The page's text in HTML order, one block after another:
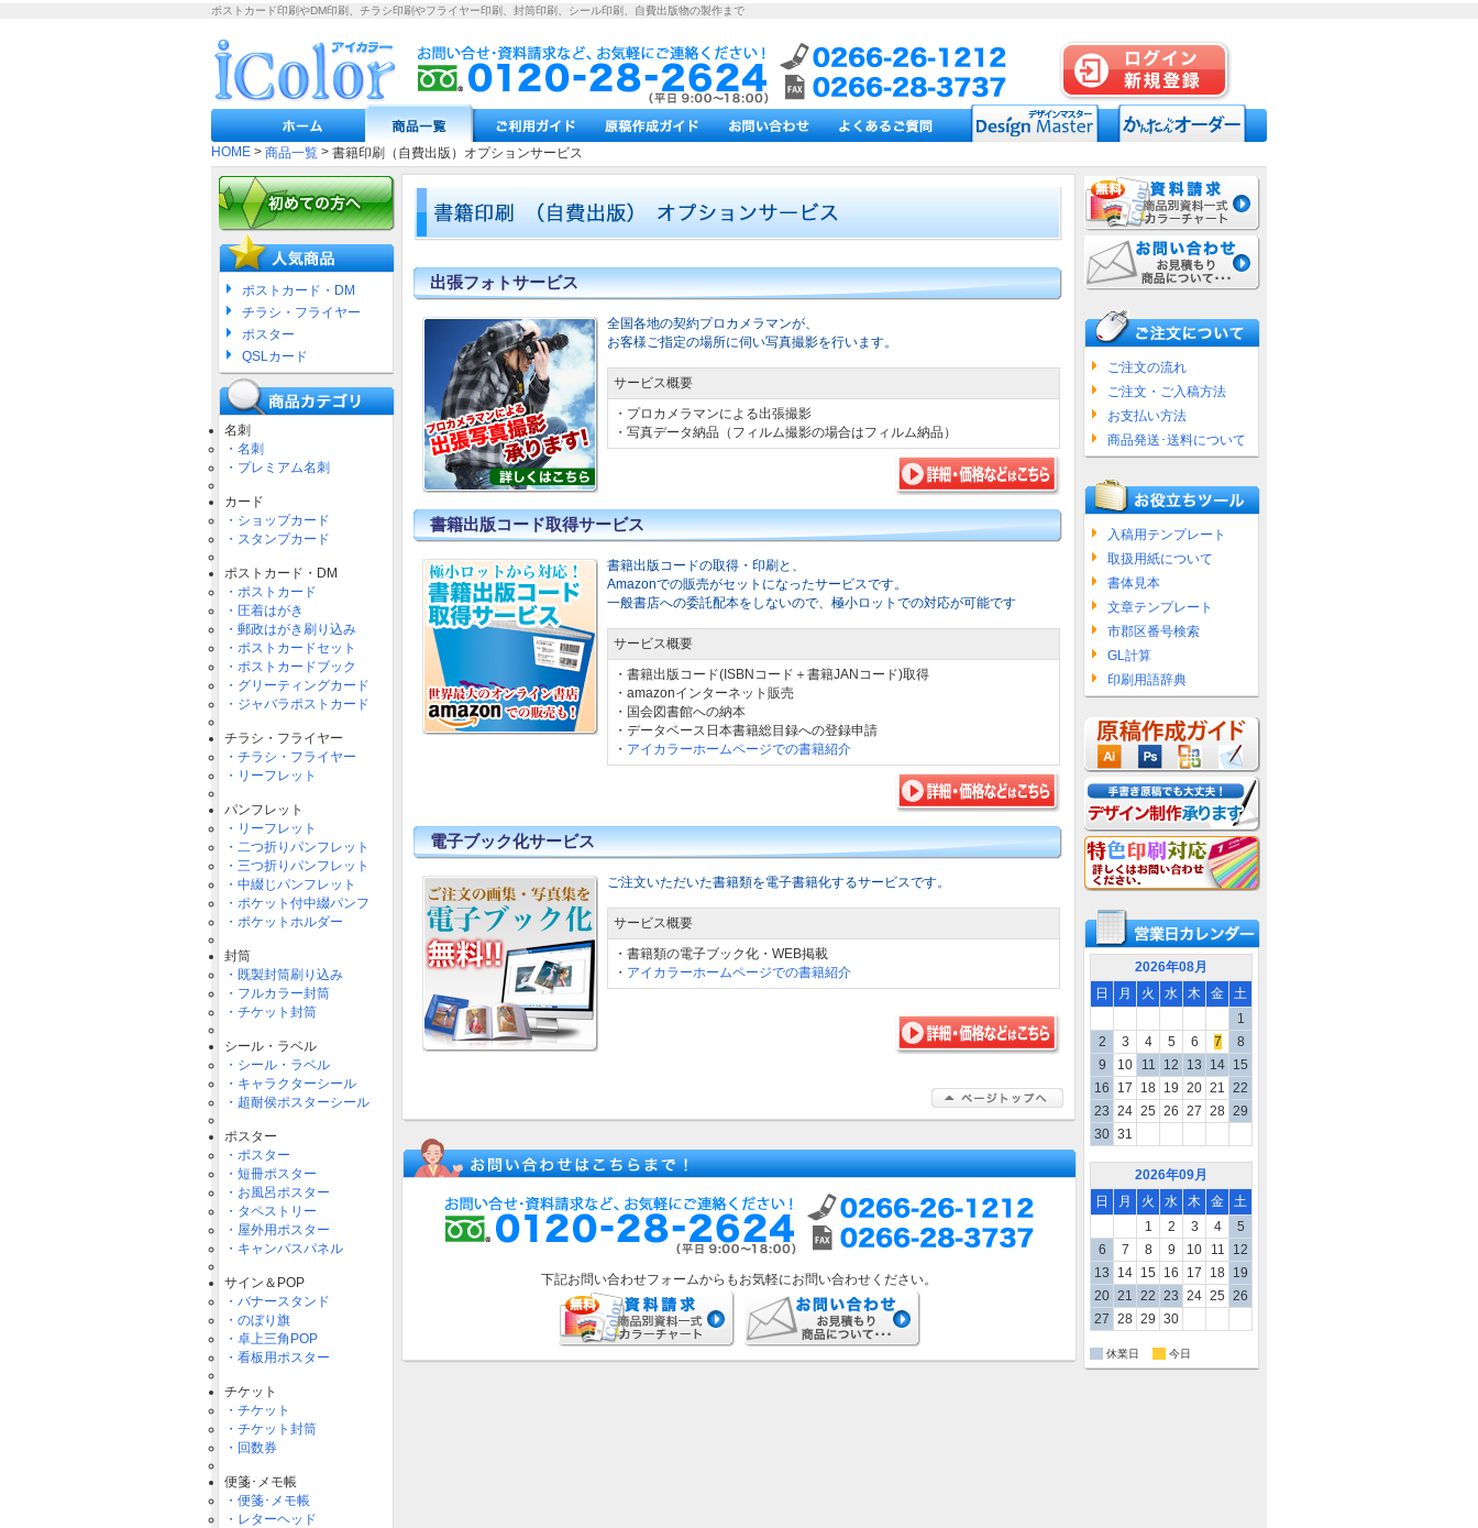
ポストカード印刷やDM印刷、チラシ印刷やフライヤー印刷、封筒印刷、シール印刷、自費出版物の製作まで
HOME > 商品一覧 > 書籍印刷（自費出版）オプションサービス
ポストカード・DM
チラシ・フライヤー
ポスター
QSLカード
名刺
・名刺
・プレミアム名刺
カード
・ショップカード
・スタンプカード
ポストカード・DM
・ポストカード
・圧着はがき
・郵政はがき刷り込み
・ポストカードセット
・ポストカードブック
・グリーティングカード
・ジャバラポストカード
チラシ・フライヤー
・チラシ・フライヤー
・リーフレット
パンフレット
・リーフレット
・二つ折りパンフレット
・三つ折りパンフレット
・中綴じパンフレット
・ポケット付中綴パンフ
・ポケットホルダー
封筒
・既製封筒刷り込み
・フルカラー封筒
・チケット封筒
シール・ラベル
・シール・ラベル
・キャラクターシール
・超耐侯ポスターシール
ポスター
・ポスター
・短冊ポスター
・お風呂ポスター
・タペストリー
・屋外用ポスター
・キャンバスパネル
サイン＆POP
・バナースタンド
・のぼり旗
・卓上三角POP
・看板用ポスター
チケット
・チケット
・チケット封筒
・回数券
便箋･メモ帳
・便箋･メモ帳
・レターヘッド
出張フォトサービス
全国各地の契約プロカメラマンが、
お客様ご指定の場所に伺い写真撮影を行います。
サービス概要
・プロカメラマンによる出張撮影
・写真データ納品（フィルム撮影の場合はフィルム納品）
書籍出版コード取得サービス
書籍出版コードの取得・印刷と、
Amazonでの販売がセットになったサービスです。
一般書店への委託配本をしないので、極小ロットでの対応が可能です
サービス概要
・書籍出版コード(ISBNコード＋書籍JANコード)取得
・amazonインターネット販売
・国会図書館への納本
・データベース日本書籍総目録への登録申請
・ アイカラーホームページでの書籍紹介
電子ブック化サービス
ご注文いただいた書籍類を電子書籍化するサービスです。
サービス概要
・書籍類の電子ブック化・WEB掲載
・ アイカラーホームページでの書籍紹介
下記お問い合わせフォームからもお気軽にお問い合わせください。
ご注文の流れ
ご注文・ご入稿方法
お支払い方法
商品発送･送料について
入稿用テンプレート
取扱用紙について
書体見本
文章テンプレート
市郡区番号検索
GL計算
印刷用語辞典
2026年08月
日
月 火 水 木 金
土
1
2
3 4 5 6 7
8
9
10 11 12 13 14 15
16
17 18 19 20 21 22
23 24 25 26 27 28 29
30 31
2026年09月
日
月 火 水 木 金
土
1
2 3 4
5
6
7 8 9 10 11
12
13
14 15 16 17 18 19
20 21 22 23 24 25 26
27 28 29 30
休業日 今日